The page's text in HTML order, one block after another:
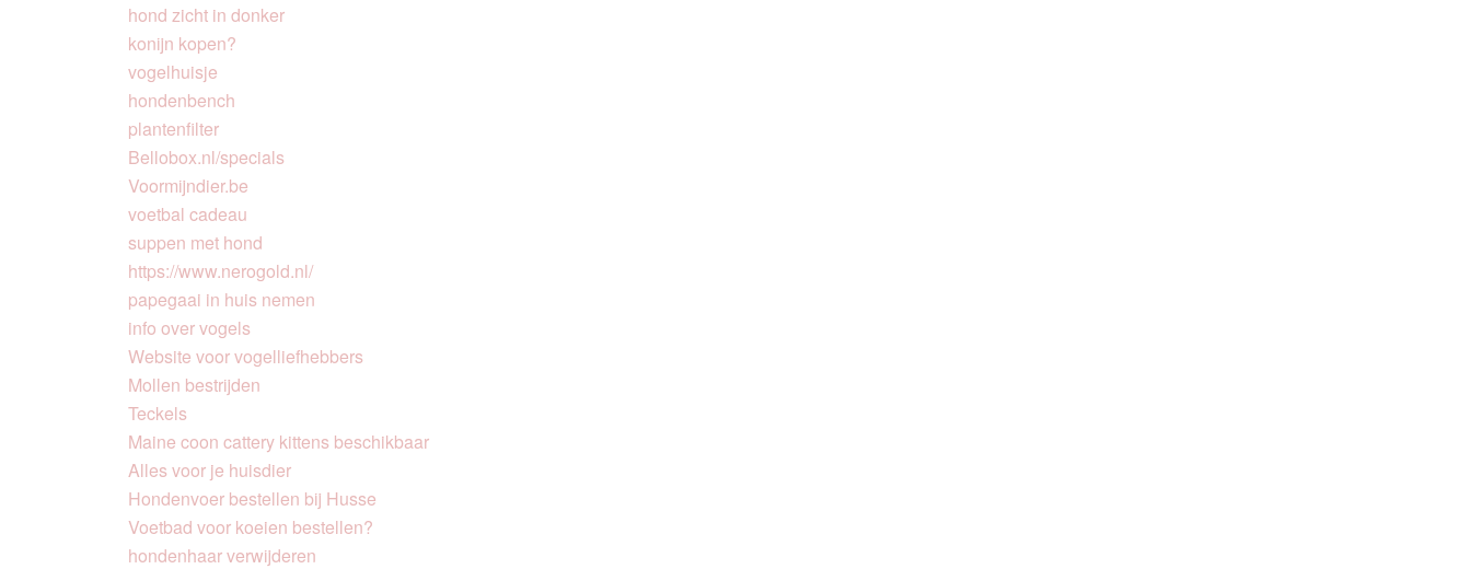
hond zicht in donker
konijn kopen?
vogelhuisje
hondenbench
plantenfilter
Bellobox.nl/specials
Voormijndier.be
voetbal cadeau
suppen met hond
https://www.nerogold.nl/
papegaai in huis nemen
info over vogels
Website voor vogelliefhebbers
Mollen bestrijden
Teckels
Maine coon cattery kittens beschikbaar
Alles voor je huisdier
Hondenvoer bestellen bij Husse
Voetbad voor koeien bestellen?
hondenhaar verwijderen